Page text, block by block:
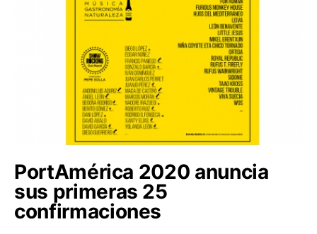
PortAmérica 2020 anuncia
sus primeras 25
confirmaciones